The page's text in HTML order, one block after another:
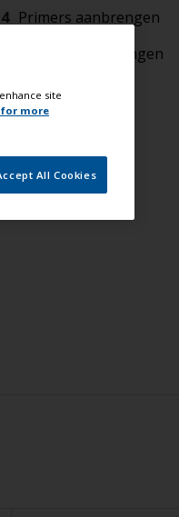
Primers aanbrengen
Toplaag aanbrengen
site
more
All Cookies